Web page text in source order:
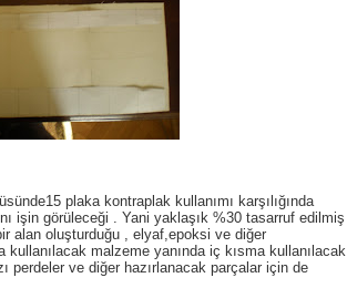
plaka kontraplak kullanımı karşılığında
işin görüleceği . Yani yaklaşık %30 tasarruf edilmiş
alan oluşturduğu , elyaf,epoksi ve diğer
malzeme yanında iç kısma kullanılacak
perdeler ve diğer hazırlanacak parçalar için de